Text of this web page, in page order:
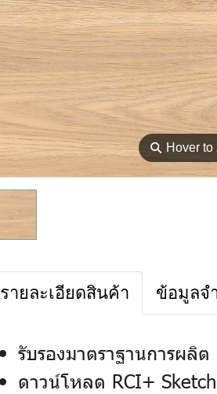
⚲ Hover to
รายละเอียดสินค้า ข้อมูลจ
รับรองมาตราฐานการผลิต
ดาวน์โหลด RCI+